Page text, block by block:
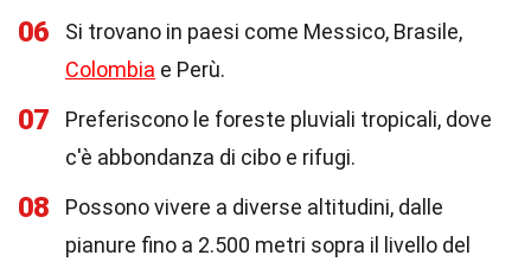
06
Si trovano in paesi come Messico, Brasile,
Colombia e Perù.
07
Preferiscono le foreste pluviali tropicali, dove
c'è abbondanza di cibo e rifugi.
08
Possono vivere a diverse altitudini, dalle
pianure fino a 2.500 metri sopra il livello del